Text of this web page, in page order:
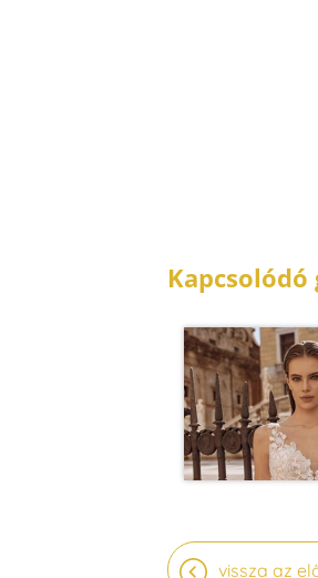
Kapcsolódó
vissza az